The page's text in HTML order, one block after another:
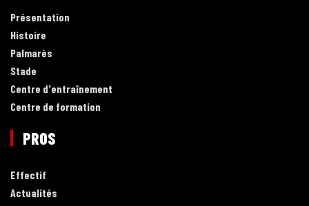
Présentation
Histoire
Palmarès
Stade
Centre d'entraînement
Centre de formation
PROS
Effectif
Actualités